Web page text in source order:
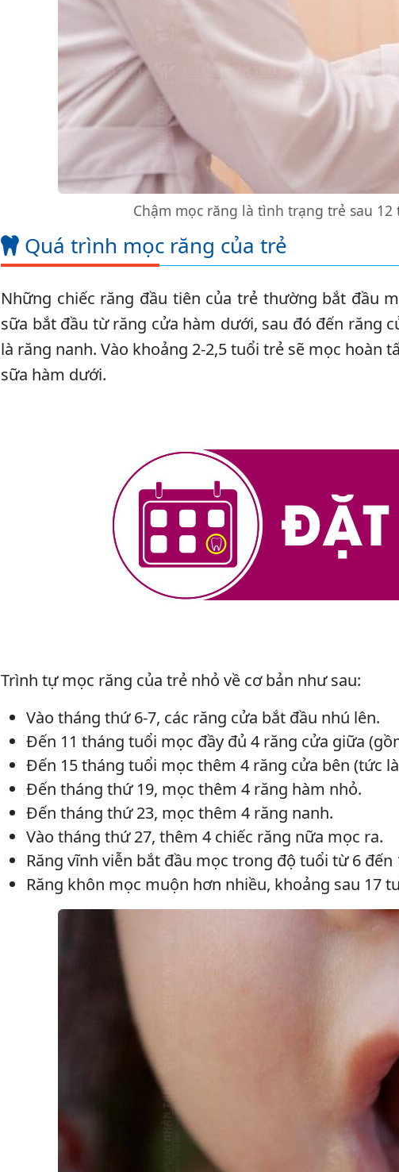
Chậm mọc răng là tình trạng trẻ sau
Quá trình mọc răng của trẻ
Những chiếc răng đầu tiên của trẻ thường bắt đầu
sữa bắt đầu từ răng cửa hàm dưới, sau đó đến răng
là răng nanh. Vào khoảng 2-2,5 tuổi trẻ sẽ mọc hoàn
sữa hàm dưới.
Trình tự mọc răng của trẻ nhỏ về cơ bản như sau:
Vào tháng thứ 6-7, các răng cửa bắt đầu nhú lên.
Đến 11 tháng tuổi mọc đầy đủ 4 răng cửa giữa
Đến 15 tháng tuổi mọc thêm 4 răng cửa bên (tức
Đến tháng thứ 19, mọc thêm 4 răng hàm nhỏ.
Đến tháng thứ 23, mọc thêm 4 răng nanh.
Vào tháng thứ 27, thêm 4 chiếc răng nữa mọc ra.
Răng vĩnh viễn bắt đầu mọc trong độ tuổi từ 6 đến
Răng khôn mọc muộn hơn nhiều, khoảng sau 17